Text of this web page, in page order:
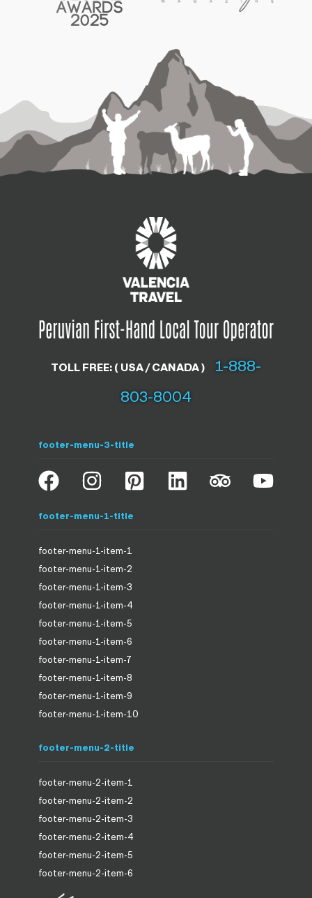
footer-menu-1-title
footer-menu-1-item-1
footer-menu-1-item-2
footer-menu-1-item-3
footer-menu-1-item-4
footer-menu-1-item-5
footer-menu-1-item-6
footer-menu-1-item-7
footer-menu-1-item-8
footer-menu-1-item-9
footer-menu-1-item-10
footer-menu-2-title
footer-menu-2-item-1
footer-menu-2-item-2
footer-menu-2-item-3
footer-menu-2-item-4
footer-menu-2-item-5
footer-menu-2-item-6
TOLL FREE: ( USA / CANADA )
1-888-
803-8004
footer-menu-3-title